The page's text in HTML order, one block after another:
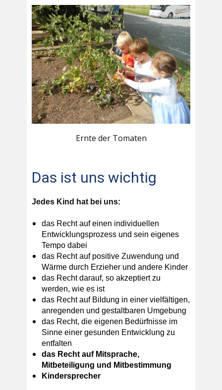
Ernte der Tomaten
Das ist uns wichtig
Jedes Kind hat bei uns:
das Recht auf einen individuellen
Entwicklungsprozess und sein eigenes
Tempo dabei
das Recht auf positive Zuwendung und
Wärme durch Erzieher und andere Kinder
das Recht darauf, so akzeptiert zu
werden, wie es ist
das Recht auf Bildung in einer vielfältigen,
anregenden und gestaltbaren Umgebung
das Recht, die eigenen Bedürfnisse im
Sinne einer gesunden Entwicklung zu
entfalten
das Recht auf Mitsprache,
Mitbeteiligung und Mitbestimmung
Kindersprecher